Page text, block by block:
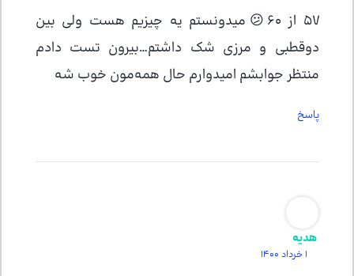
۵۷ از ۶۰😕میدونستم یه چیزیم هست ولی بین
دوقطبی و مرزی شک داشتم…بیرون تست دادم
منتظر جوابشم امیدوارم حال همه‌مون خوب شه
پاسخ
هدیه
1 خرداد 1400